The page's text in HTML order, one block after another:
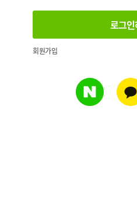
회원가입